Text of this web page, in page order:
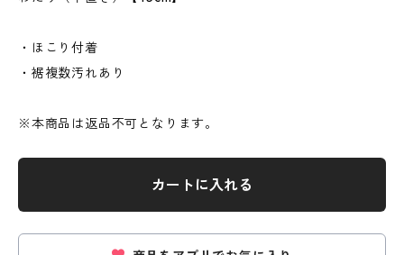
・ほこり付着
・裾複数汚れあり
※本商品は返品不可となります。
カートに入れる